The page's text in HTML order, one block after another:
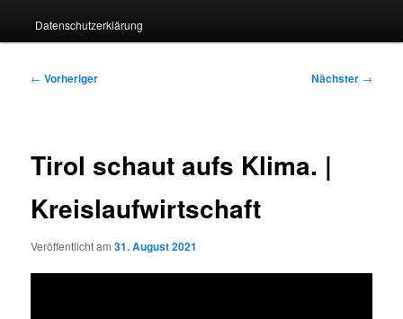
Datenschutzerklärung
Beitragsnavigation
← Vorheriger Nächster →
Tirol schaut aufs Klima. |
Kreislaufwirtschaft
Veröffentlicht am31. August 2021